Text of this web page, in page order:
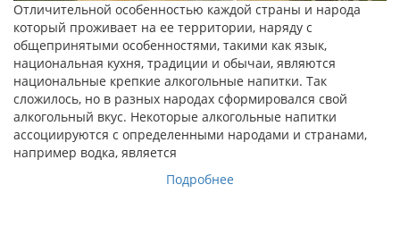
Отличительной особенностью каждой страны и народа
который проживает на ее территории, наряду с
общепринятыми особенностями, такими как язык,
национальная кухня, традиции и обычаи, являются
национальные крепкие алкогольные напитки. Так
сложилось, но в разных народах сформировался свой
алкогольный вкус. Некоторые алкогольные напитки
ассоциируются с определенными народами и странами,
например водка, является
Подробнее